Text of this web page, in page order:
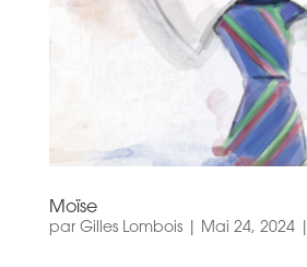
Moïse
par Gilles Lombois| Mai 24, 2024|